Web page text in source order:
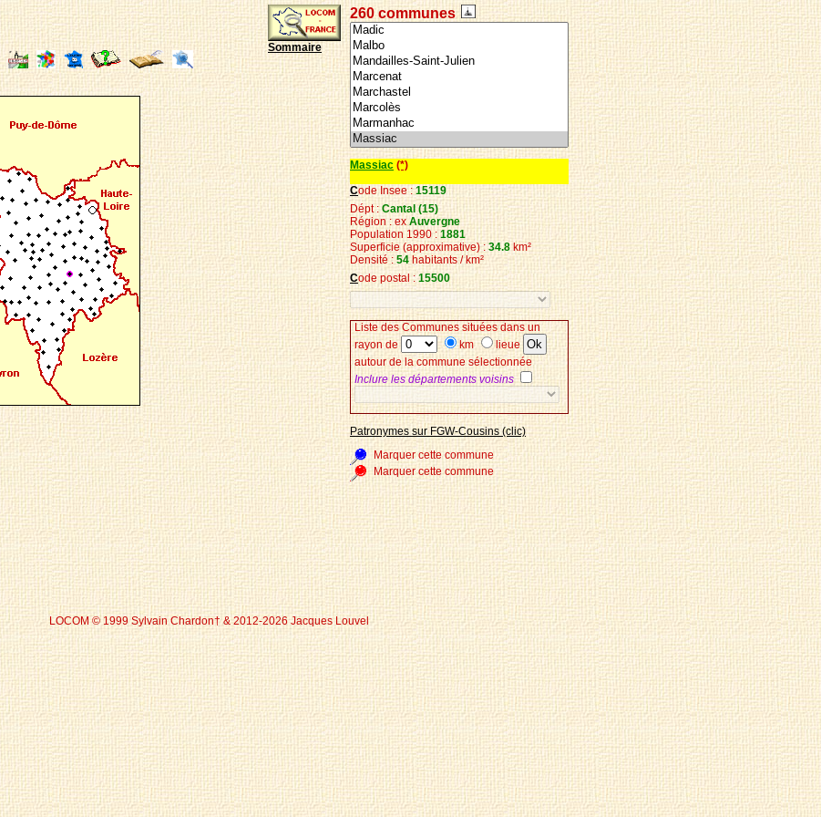
Sommaire
260 communes
Massiac (*)
Code Insee :15119
Dépt : Cantal (15)
Région : ex Auvergne
Population 1990 : 1881
Superficie (approximative) : 34.8 km²
Densité : 54 habitants / km²
Code postal :15500
Liste desCommunes situées dans un
rayon de km
lieue
autour de la commune sélectionnée
Inclure les départements voisins
Patronymes sur FGW-Cousins (clic)
Marquer cette commune
Marquer cette commune
LOCOM © 1999 Sylvain Chardon† & 2012-2026 Jacques Louvel